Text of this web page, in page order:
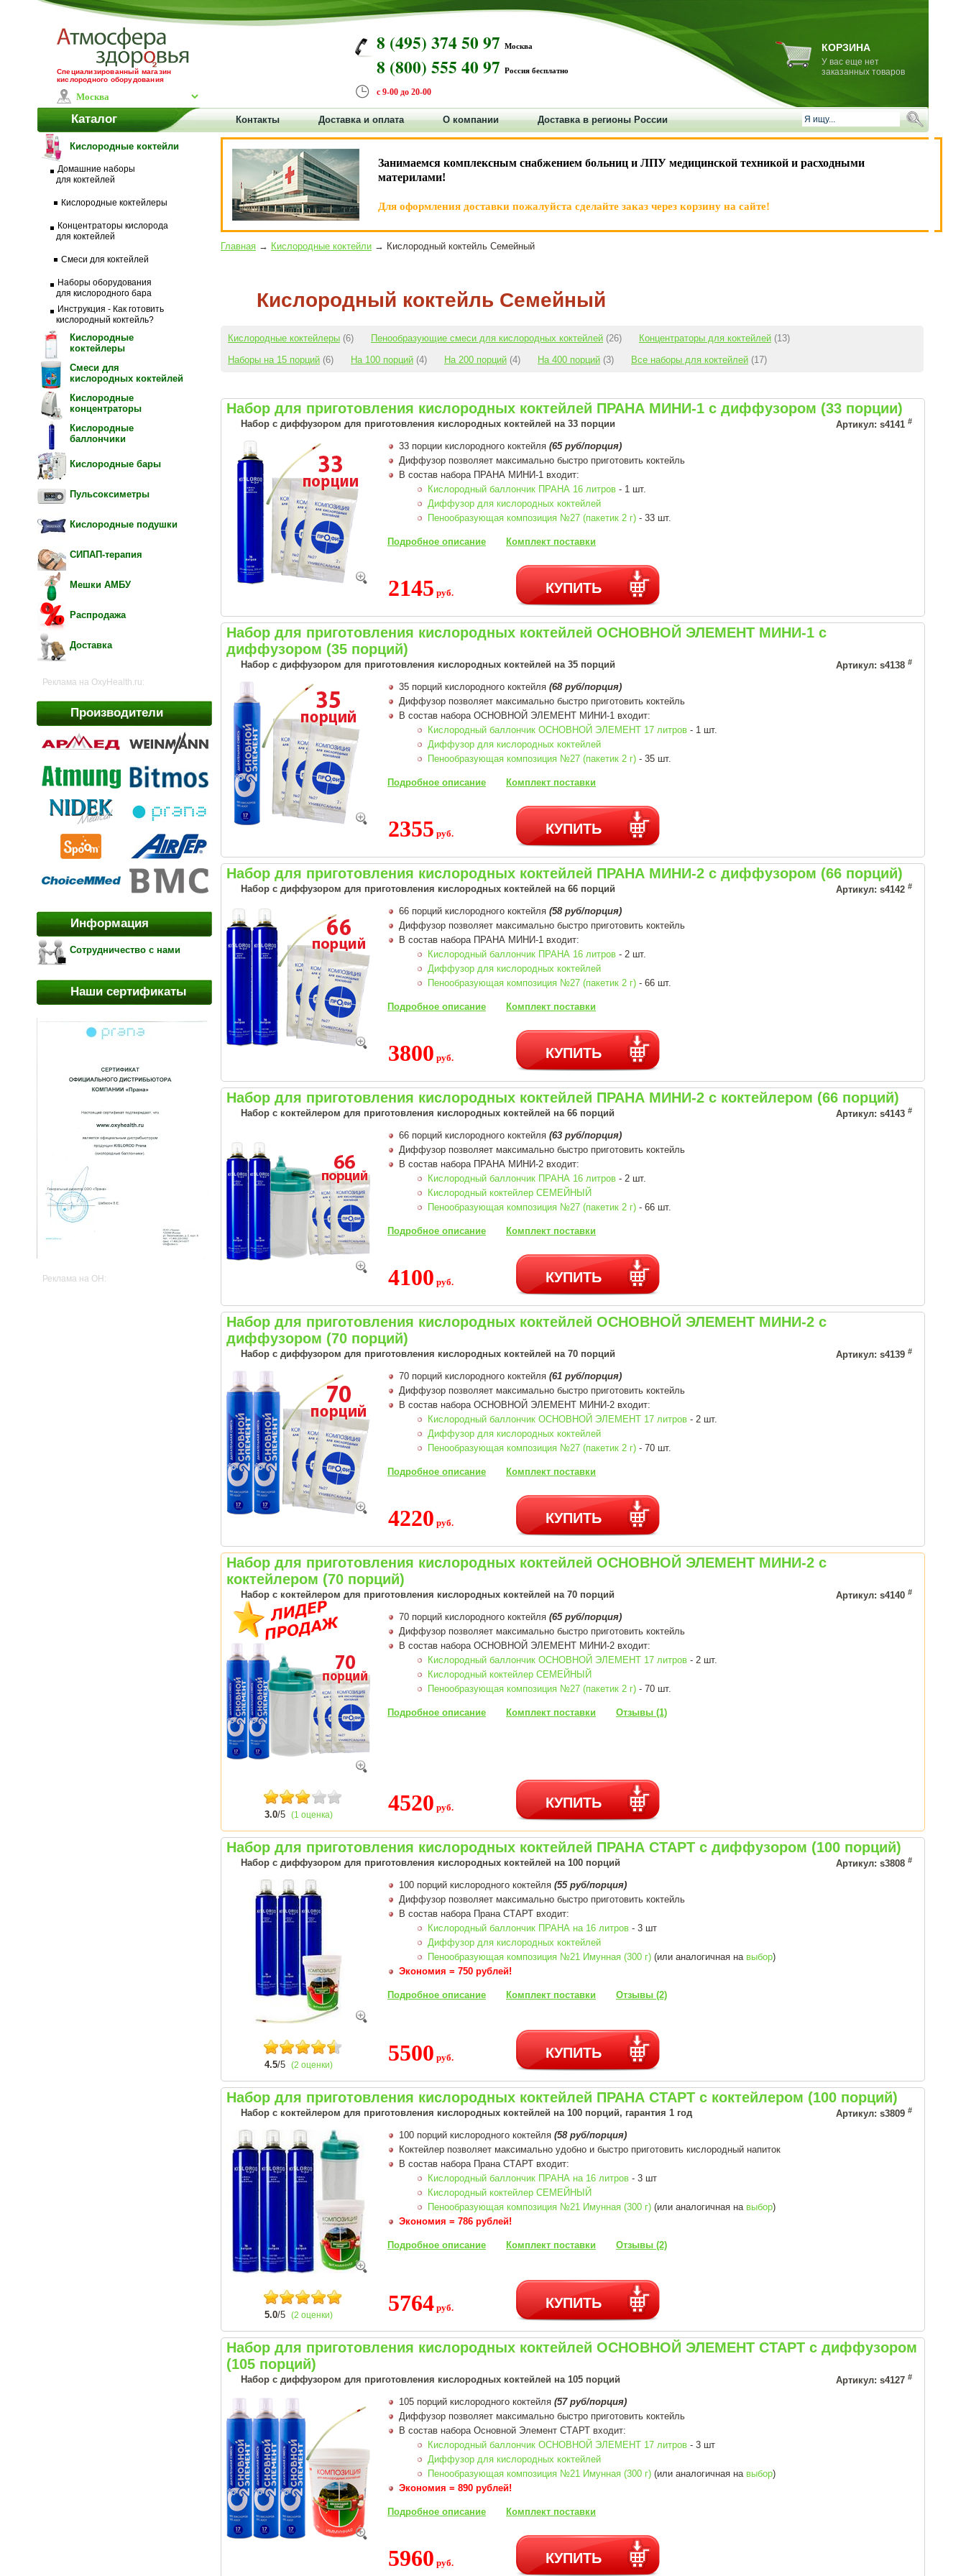
Специализированный магазин
кислородного оборудования
8 (495) 374 50 97 Москва
8 (800) 555 40 97 Россия бесплатно
с 9-00 до 20-00
КОРЗИНА
У вас еще нет
заказанных товаров
Каталог Контакты Доставка и оплата О компании Доставка в регионы России
Кислородные коктейли
Домашние наборы
для коктейлей
Кислородные коктейлеры
Концентраторы кислорода
для коктейлей
Смеси для коктейлей
Наборы оборудования
для кислородного бара
Инструкция - Как готовить
кислородный коктейль?
Кислородные
коктейлеры
Смеси для
кислородных коктейлей
Кислородные
концентраторы
Кислородные
баллончики
Кислородные бары
Пульсоксиметры
Кислородные подушки
СИПАП-терапия
Мешки АМБУ
Распродажа
Доставка
Реклама на OxyHealth.ru:
Производители
Информация
Сотрудничество с нами
Наши сертификаты
Реклама на OH:
Занимаемся комплексным снабжением больниц и ЛПУ медицинской техникой и расходными
материлами!
Для оформления доставки пожалуйста сделайте заказ через корзину на сайте!
Главная → Кислородные коктейли → Кислородный коктейль Семейный
Кислородный коктейль Семейный
Кислородные коктейлеры (6) Пенообразующие смеси для кислородных коктейлей (26) Концентраторы для коктейлей (13)
Наборы на 15 порций (6) На 100 порций (4) На 200 порций (4) На 400 порций (3) Все наборы для коктейлей (17)
Набор для приготовления кислородных коктейлей ПРАНА МИНИ-1 с диффузором (33 порции)
Набор с диффузором для приготовления кислородных коктейлей на 33 порции Артикул: s4141 #
33 порции кислородного коктейля (65 руб/порция)
Диффузор позволяет максимально быстро приготовить коктейль
В состав набора ПРАНА МИНИ-1 входит:
Кислородный баллончик ПРАНА 16 литров - 1 шт.
Диффузор для кислородных коктейлей
Пенообразующая композиция №27 (пакетик 2 г) - 33 шт.
Подробное описание Комплект поставки
2145 руб. КУПИТЬ
Набор для приготовления кислородных коктейлей ОСНОВНОЙ ЭЛЕМЕНТ МИНИ-1 с
диффузором (35 порций)
Набор с диффузором для приготовления кислородных коктейлей на 35 порций Артикул: s4138 #
35 порций кислородного коктейля (68 руб/порция)
Диффузор позволяет максимально быстро приготовить коктейль
В состав набора ОСНОВНОЙ ЭЛЕМЕНТ МИНИ-1 входит:
Кислородный баллончик ОСНОВНОЙ ЭЛЕМЕНТ 17 литров - 1 шт.
Диффузор для кислородных коктейлей
Пенообразующая композиция №27 (пакетик 2 г) - 35 шт.
Подробное описание Комплект поставки
2355 руб. КУПИТЬ
Набор для приготовления кислородных коктейлей ПРАНА МИНИ-2 с диффузором (66 порций)
Набор с диффузором для приготовления кислородных коктейлей на 66 порций Артикул: s4142 #
66 порций кислородного коктейля (58 руб/порция)
Диффузор позволяет максимально быстро приготовить коктейль
В состав набора ПРАНА МИНИ-1 входит:
Кислородный баллончик ПРАНА 16 литров - 2 шт.
Диффузор для кислородных коктейлей
Пенообразующая композиция №27 (пакетик 2 г) - 66 шт.
Подробное описание Комплект поставки
3800 руб. КУПИТЬ
Набор для приготовления кислородных коктейлей ПРАНА МИНИ-2 с коктейлером (66 порций)
Набор с коктейлером для приготовления кислородных коктейлей на 66 порций Артикул: s4143 #
66 порций кислородного коктейля (63 руб/порция)
Диффузор позволяет максимально быстро приготовить коктейль
В состав набора ПРАНА МИНИ-2 входит:
Кислородный баллончик ПРАНА 16 литров - 2 шт.
Кислородный коктейлер СЕМЕЙНЫЙ
Пенообразующая композиция №27 (пакетик 2 г) - 66 шт.
Подробное описание Комплект поставки
4100 руб. КУПИТЬ
Набор для приготовления кислородных коктейлей ОСНОВНОЙ ЭЛЕМЕНТ МИНИ-2 с
диффузором (70 порций)
Набор с диффузором для приготовления кислородных коктейлей на 70 порций Артикул: s4139 #
70 порций кислородного коктейля (61 руб/порция)
Диффузор позволяет максимально быстро приготовить коктейль
В состав набора ОСНОВНОЙ ЭЛЕМЕНТ МИНИ-2 входит:
Кислородный баллончик ОСНОВНОЙ ЭЛЕМЕНТ 17 литров - 2 шт.
Диффузор для кислородных коктейлей
Пенообразующая композиция №27 (пакетик 2 г) - 70 шт.
Подробное описание Комплект поставки
4220 руб. КУПИТЬ
Набор для приготовления кислородных коктейлей ОСНОВНОЙ ЭЛЕМЕНТ МИНИ-2 с
коктейлером (70 порций)
Набор с коктейлером для приготовления кислородных коктейлей на 70 порций Артикул: s4140 #
3.0/5 (1 оценка)
70 порций кислородного коктейля (65 руб/порция)
Диффузор позволяет максимально быстро приготовить коктейль
В состав набора ОСНОВНОЙ ЭЛЕМЕНТ МИНИ-2 входит:
Кислородный баллончик ОСНОВНОЙ ЭЛЕМЕНТ 17 литров - 2 шт.
Кислородный коктейлер СЕМЕЙНЫЙ
Пенообразующая композиция №27 (пакетик 2 г) - 70 шт.
Подробное описание Комплект поставки Отзывы (1)
4520 руб. КУПИТЬ
Набор для приготовления кислородных коктейлей ПРАНА СТАРТ с диффузором (100 порций)
Набор с диффузором для приготовления кислородных коктейлей на 100 порций Артикул: s3808 #
4.5/5 (2 оценки)
100 порций кислородного коктейля (55 руб/порция)
Диффузор позволяет максимально быстро приготовить коктейль
В состав набора Прана СТАРТ входит:
Кислородный баллончик ПРАНА на 16 литров - 3 шт
Диффузор для кислородных коктейлей
Пенообразующая композиция №21 Имунная (300 г) (или аналогичная на выбор)
Экономия = 750 рублей!
Подробное описание Комплект поставки Отзывы (2)
5500 руб. КУПИТЬ
Набор для приготовления кислородных коктейлей ПРАНА СТАРТ с коктейлером (100 порций)
Набор с коктейлером для приготовления кислородных коктейлей на 100 порций, гарантия 1 год Артикул: s3809 #
5.0/5 (2 оценки)
100 порций кислородного коктейля (58 руб/порция)
Коктейлер позволяет максимально удобно и быстро приготовить кислородный напиток
В состав набора Прана СТАРТ входит:
Кислородный баллончик ПРАНА на 16 литров - 3 шт
Кислородный коктейлер СЕМЕЙНЫЙ
Пенообразующая композиция №21 Имунная (300 г) (или аналогичная на выбор)
Экономия = 786 рублей!
Подробное описание Комплект поставки Отзывы (2)
5764 руб. КУПИТЬ
Набор для приготовления кислородных коктейлей ОСНОВНОЙ ЭЛЕМЕНТ СТАРТ с диффузором
(105 порций)
Набор с диффузором для приготовления кислородных коктейлей на 105 порций Артикул: s4127 #
105 порций кислородного коктейля (57 руб/порция)
Диффузор позволяет максимально быстро приготовить коктейль
В состав набора Основной Элемент СТАРТ входит:
Кислородный баллончик ОСНОВНОЙ ЭЛЕМЕНТ 17 литров - 3 шт
Диффузор для кислородных коктейлей
Пенообразующая композиция №21 Имунная (300 г) (или аналогичная на выбор)
Экономия = 890 рублей!
Подробное описание Комплект поставки
5960 руб. КУПИТЬ